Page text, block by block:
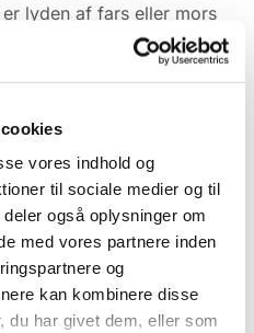
vores indhold og
til sociale medier og til
også oplysninger om
med vores partnere inden
og
kan kombinere disse
du har givet dem, eller som
lyden af fars eller mors
og øjenkontakten.
Sanja Lykke
eller på
sms).
for at invitere familie
se,
kl. 16:30denne dag.